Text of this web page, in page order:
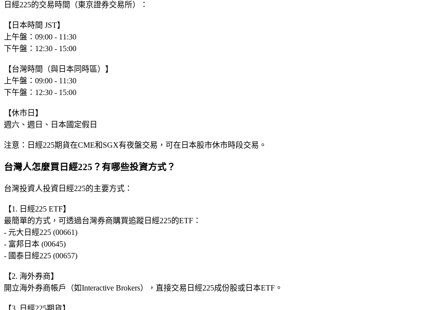
日經225的交易時間（東京證券交易所）：
【日本時間 JST】
上午盤：09:00 - 11:30
下午盤：12:30 - 15:00
【台灣時間（與日本同時區）】
上午盤：09:00 - 11:30
下午盤：12:30 - 15:00
【休市日】
週六、週日、日本國定假日
注意：日經225期貨在CME和SGX有夜盤交易，可在日本股市休市時段交易。
台灣人怎麼買日經225？有哪些投資方式？
台灣投資人投資日經225的主要方式：
【1. 日經225 ETF】
最簡單的方式，可透過台灣券商購買追蹤日經225的ETF：
- 元大日經225 (00661)
- 富邦日本 (00645)
- 國泰日經225 (00657)
【2. 海外券商】
開立海外券商帳戶（如Interactive Brokers），直接交易日經225成份股或日本ETF。
【3. 日經225期貨】